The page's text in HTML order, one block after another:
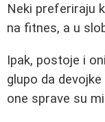
Neki preferiraju
na fitnes, a u
Ipak, postoje i
glupo da
one sprave su